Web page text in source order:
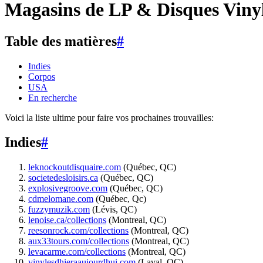
Magasins de LP & Disques
Table des matières#
Indies
Corpos
USA
En recherche
Voici la liste ultime pour faire vos prochaines trouvailles:
Indies#
leknockoutdisquaire.com (Québec, QC)
societedesloisirs.ca (Québec, QC)
explosivegroove.com (Québec, QC)
cdmelomane.com (Québec, Qc)
fuzzymuzik.com (Lévis, QC)
lenoise.ca/collections (Montreal, QC)
reesonrock.com/collections (Montreal, QC)
aux33tours.com/collections (Montreal, QC)
levacarme.com/collections (Montreal, QC)